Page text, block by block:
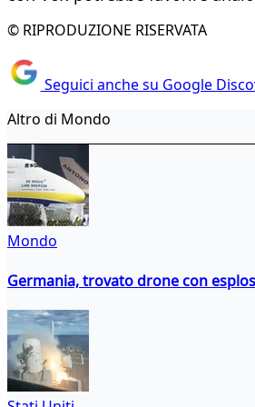
© RIPRODUZIONE RISERVATA
Seguici anche su Google
Altro di Mondo
Mondo
Germania, trovato drone con